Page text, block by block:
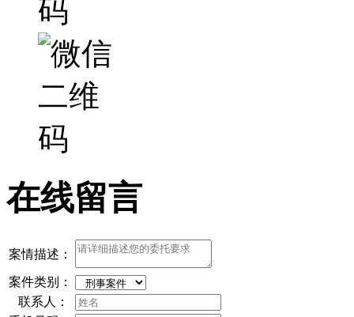
在线留言
案情描述：
案件类别：
联系人：